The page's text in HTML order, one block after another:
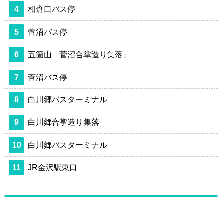
4 相倉口バス停
5 菅沼バス停
6 五箇山「菅沼合掌造り集落」
7 菅沼バス停
8 白川郷バスターミナル
9 白川郷合掌造り集落
10 白川郷バスターミナル
11 JR金沢駅東口